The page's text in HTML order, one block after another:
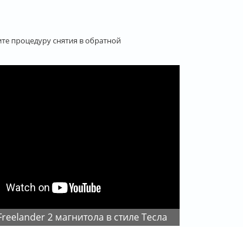
процедуру снятия в обратной
2 магнитола в стиле Тесла